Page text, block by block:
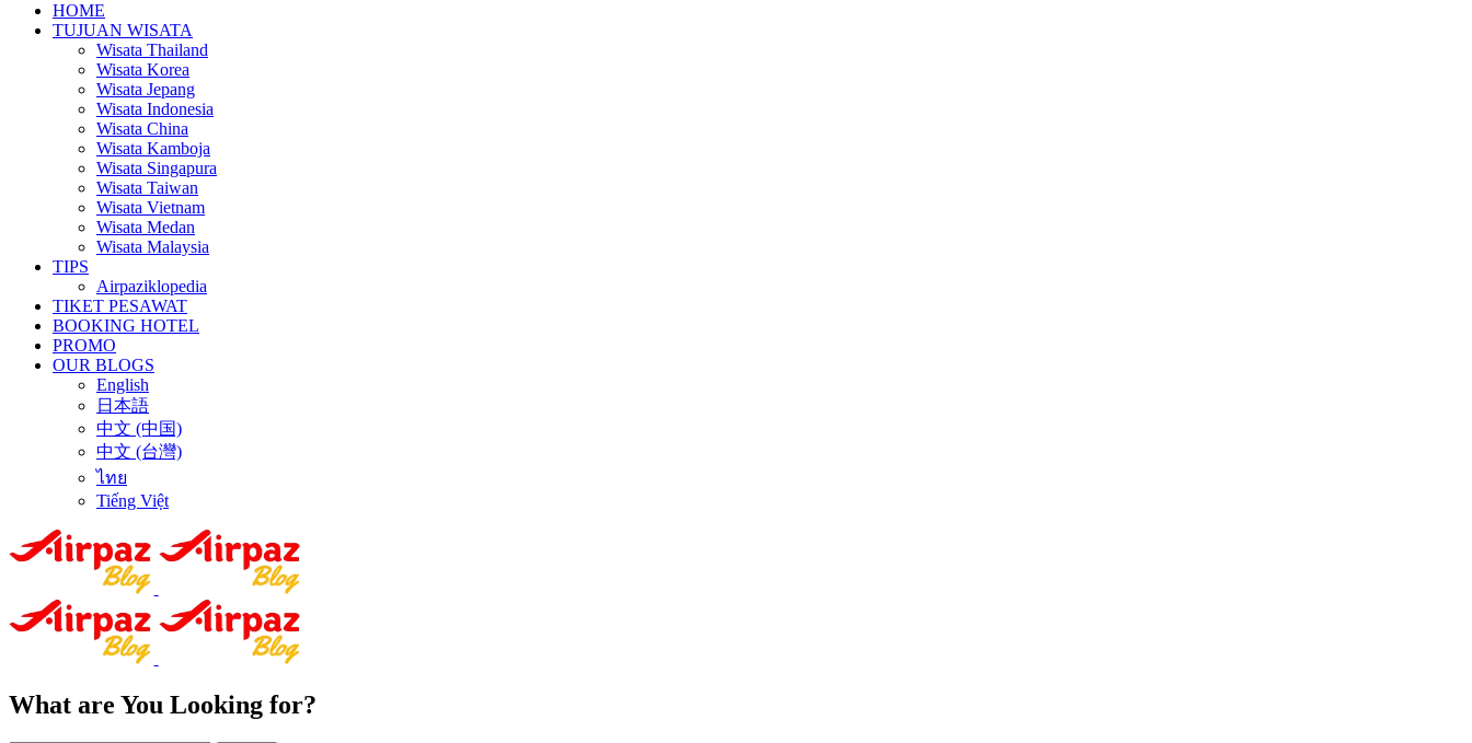
HOME
TUJUAN WISATA
Wisata Thailand
Wisata Korea
Wisata Jepang
Wisata Indonesia
Wisata China
Wisata Kamboja
Wisata Singapura
Wisata Taiwan
Wisata Vietnam
Wisata Medan
Wisata Malaysia
TIPS
Airpaziklopedia
TIKET PESAWAT
BOOKING HOTEL
PROMO
OUR BLOGS
English
日本語
中文 (中国)
中文 (台灣)
ไทย
Tiếng Việt
What are You Looking for?